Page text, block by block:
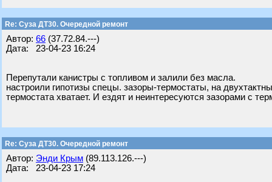
Re: Суза ДТ30. Очередной ремонт
Автор: 66 (37.72.84.---)
Дата: 23-04-23 16:24
Перепутали канистры с топливом и залили без масла.
настроили гипотизы спецы. зазоры-термостаты, на
термостата хватает. И ездят и неинтересуются зазорами с
Re: Суза ДТ30. Очередной ремонт
Автор: Энди Крым (89.113.126.---)
Дата: 23-04-23 17:24